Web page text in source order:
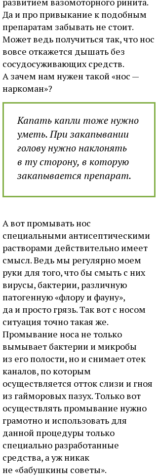
Да и про привыкание к подобным
препаратам забывать не стоит.
Может ведь получиться так, что нос
вовсе откажется дышать без
сосудосуживающих средств.
А зачем нам нужен такой «нос —
наркоман»?
Капать капли тоже нужно
уметь. При закапывании
голову нужно наклонять
в ту сторону, в которую
закапывается препарат.
А вот промывать нос
специальными антисептическими
растворами действительно имеет
смысл. Ведь мы регулярно моем
руки для того, что бы смыть с них
вирусы, бактерии, различную
патогенную «флору и фауну»,
да и просто грязь. Так вот с носом
ситуация точно такая же.
Промывание носа не только
вымывает бактерии и микробы
из его полости, но и снимает отек
каналов, по которым
осуществляется отток слизи и гноя
из гайморовых пазух. Только вот
осуществлять промывание нужно
грамотно и использовать для
данной процедуры только
специально разработанные
средства, а уж никак
не «бабушкины советы».